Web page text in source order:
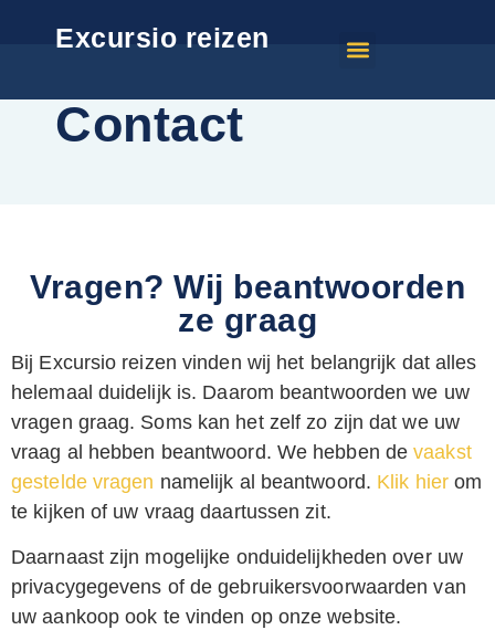
Excursio reizen
Contact
Vragen? Wij beantwoorden
ze graag
Bij Excursio reizen vinden wij het belangrijk dat alles
helemaal duidelijk is. Daarom beantwoorden we uw
vragen graag. Soms kan het zelf zo zijn dat we uw
vraag al hebben beantwoord. We hebben devaakst
gestelde vragen namelijk al beantwoord. Klik hierom
te kijken of uw vraag daartussen zit.
Daarnaast zijn mogelijke onduidelijkheden over uw
privacygegevens of de gebruikersvoorwaarden van
uw aankoop ook te vinden op onze website.